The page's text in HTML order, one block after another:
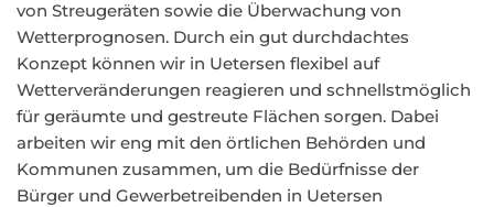
von Streugeräten sowie die Überwachung von
Wetterprognosen. Durch ein gut durchdachtes
Konzept können wir in Uetersen flexibel auf
Wetterveränderungen reagieren und schnellstmöglich
für geräumte und gestreute Flächen sorgen. Dabei
arbeiten wir eng mit den örtlichen Behörden und
Kommunen zusammen, um die Bedürfnisse der
Bürger und Gewerbetreibenden in Uetersen